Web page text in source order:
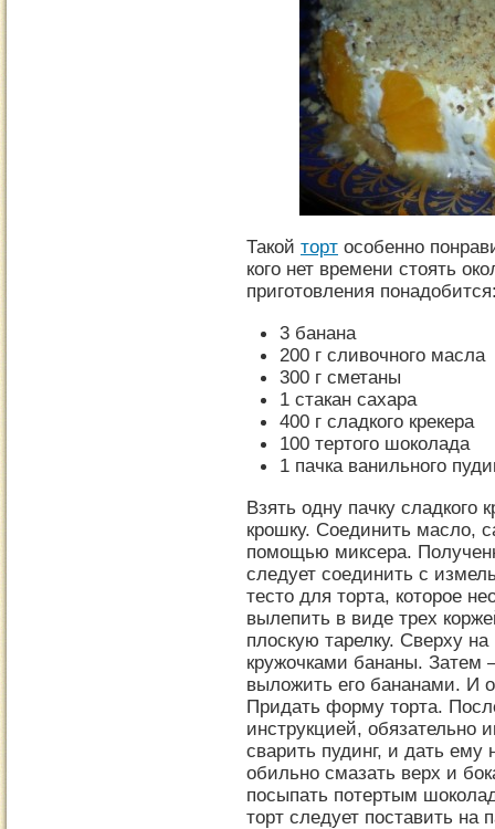
Такой торт особенно
кого нет времени стоять
приготовления
3 банана
200 г сливочного масла
300 г сметаны
1 стакан сахара
400 г сладкого крекера
100 тертого шоколада
1 пачка ванильного
Взять одну пачку сладкого
крошку. Соединить масло,
помощью миксера.
следует соединить с
тесто для торта, которое
вылепить в виде трех
плоскую тарелку. Сверху
кружочками бананы. Затем
выложить его бананами. И
Придать форму торта.
инструкцией, обязательно
сварить пудинг, и дать ему
обильно смазать верх и
посыпать потертым
торт следует поставить на